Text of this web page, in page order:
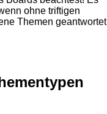
ohne triftigen
Themen geantwortet